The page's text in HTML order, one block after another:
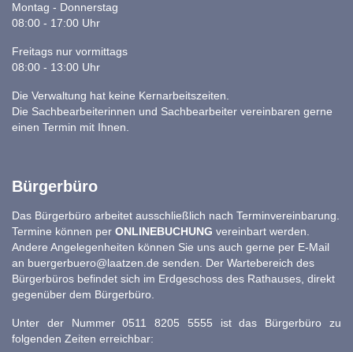
Montag - Donnerstag
08:00 - 17:00 Uhr
Freitags nur vormittags
08:00 - 13:00 Uhr
Die Verwaltung hat keine Kernarbeitszeiten.
Die Sachbearbeiterinnen und Sachbearbeiter vereinbaren gerne
einen Termin mit Ihnen.
Bürgerbüro
Das Bürgerbüro arbeitet ausschließlich nach Terminvereinbarung.
Termine können per ONLINEBUCHUNG vereinbart werden.
Andere Angelegenheiten können Sie uns auch gerne per E-Mail
an buergerbuero@laatzen.de senden. Der Wartebereich des
Bürgerbüros befindet sich im Erdgeschoss des Rathauses, direkt
gegenüber dem Bürgerbüro.
Unter der Nummer 0511 8205 5555 ist das Bürgerbüro zu
folgenden Zeiten erreichbar: